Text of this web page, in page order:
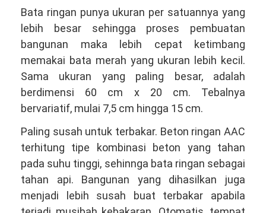
Bata ringan punya ukuran per satuannya yang
lebih besar sehingga proses pembuatan
bangunan maka lebih cepat ketimbang
memakai bata merah yang ukuran lebih kecil.
Sama ukuran yang paling besar, adalah
berdimensi 60 cm x 20 cm. Tebalnya
bervariatif, mulai 7,5 cm hingga 15 cm.
Paling susah untuk terbakar. Beton ringan AAC
terhitung tipe kombinasi beton yang tahan
pada suhu tinggi, sehinnga bata ringan sebagai
tahan api. Bangunan yang dihasilkan juga
menjadi lebih susah buat terbakar apabila